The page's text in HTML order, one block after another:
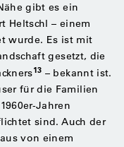
gibt es ein
Heltschl – einem
wurde. Es ist mit
gesetzt, die
13 – bekannt ist.
für die Familien
Jahren
sind. Auch der
von einem